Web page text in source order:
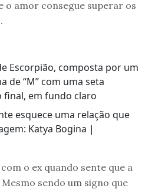
o amor consegue superar os
esquece uma relação que
Katya Bogina |
o ex quando sente que a
sendo um signo que